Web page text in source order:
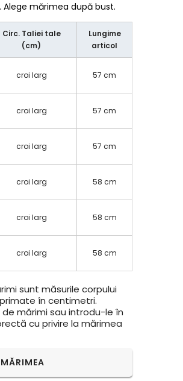
mărimea după bust.
Circ. Taliei tale
(cm)
Lungime
articol
croi larg 57 cm
croi larg 57 cm
croi larg 57 cm
croi larg 58 cm
croi larg 58 cm
croi larg 58 cm
sunt măsurile corpului
în centimetri.
mărimi sau introdu-le în
cu privire la mărimea